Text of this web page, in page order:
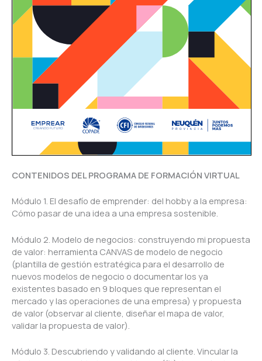
CONTENIDOS DEL PROGRAMA DE FORMACIÓN VIRTUAL
Módulo 1. El desafío de emprender: del hobby a la empresa:
Cómo pasar de una idea a una empresa sostenible.
Módulo 2. Modelo de negocios: construyendo mi propuesta
de valor: herramienta CANVAS de modelo de negocio
(plantilla de gestión estratégica para el desarrollo de
nuevos modelos de negocio o documentar los ya
existentes basado en 9 bloques que representan el
mercado y las operaciones de una empresa) y propuesta
de valor (observar al cliente, diseñar el mapa de valor,
validar la propuesta de valor).
Módulo 3. Descubriendo y validando al cliente. Vincular la